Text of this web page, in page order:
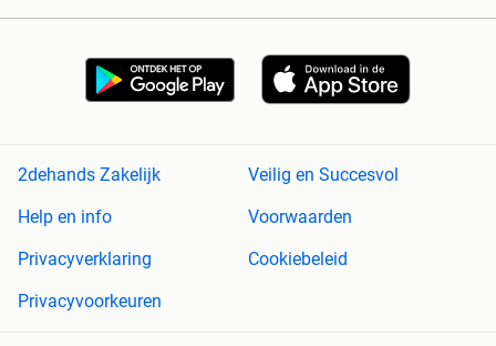
2dehands Zakelijk
Veilig en Succesvol
Help en info
Voorwaarden
Privacyverklaring
Cookiebeleid
Privacyvoorkeuren